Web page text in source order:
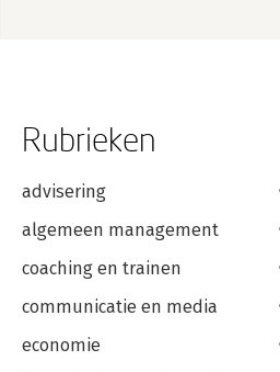
Rubrieken
advisering
algemeen management
coaching en trainen
communicatie en media
economie